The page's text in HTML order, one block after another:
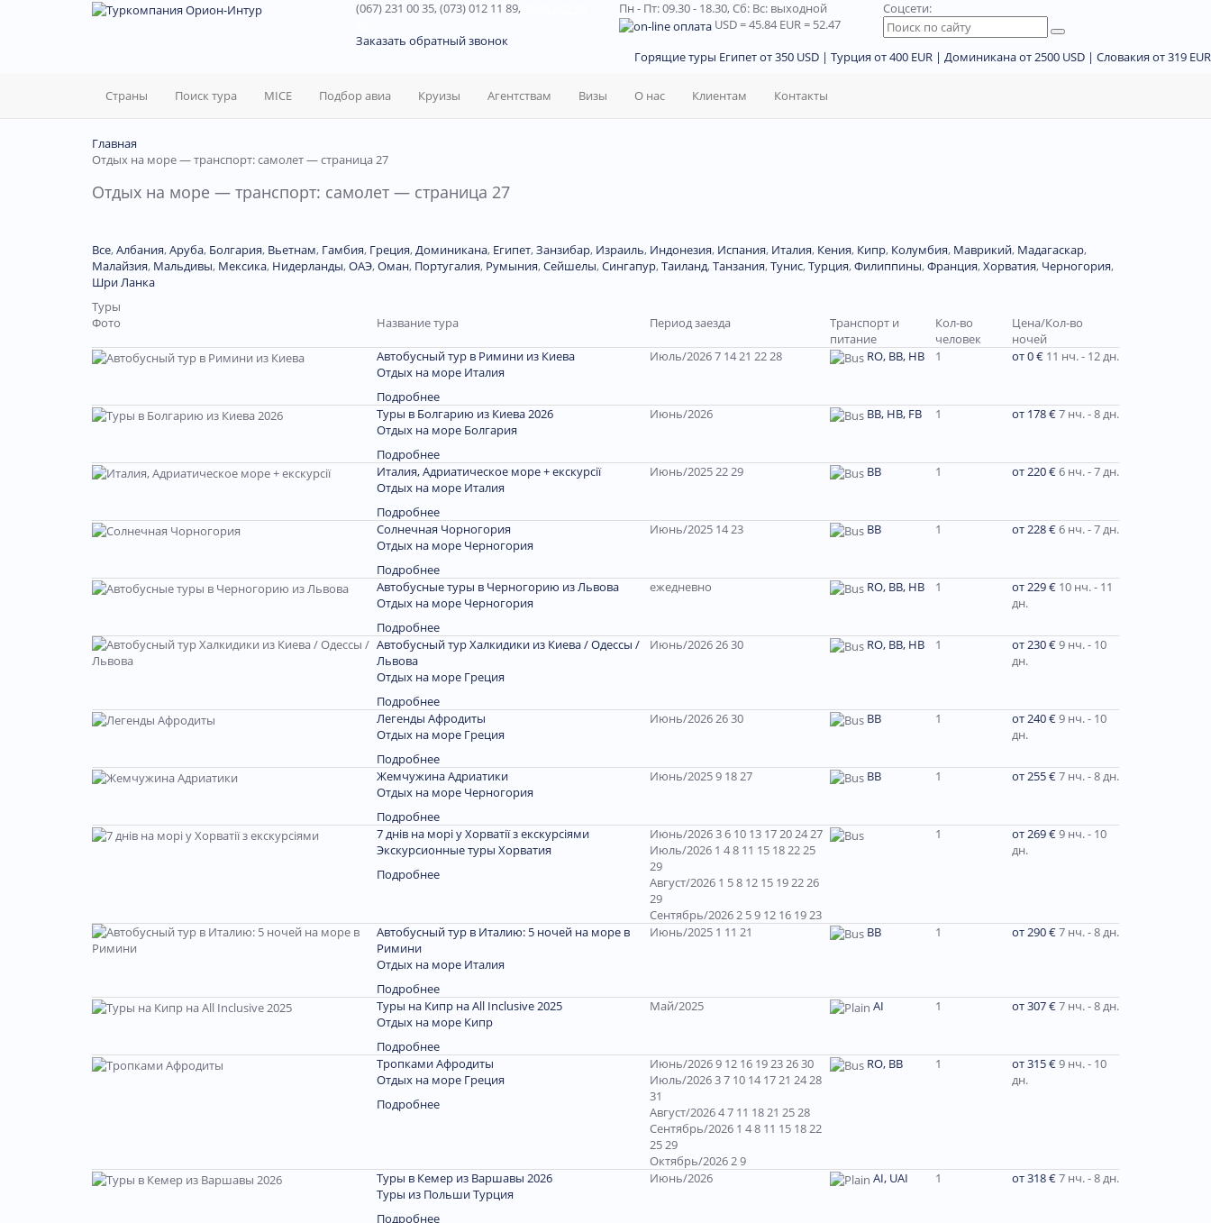
(067) 231 00 35, (073) 012 11 89,
Заказать обратный звонок
Пн - Пт: 09.30 - 18.30,Сб: Вс: выходной
USD= 45.84EUR= 52.47
Соцсети:
Горящие туры Египет от 350 USD | Турция от 400 EUR | Доминикана от 2500 USD | Словакия от 319 EUR
Страны Поиск тура MICE Подбор авиа Круизы Агентствам Визы О нас Клиентам Контакты
Главная
Отдых на море — транспорт: самолет — страница 27
Отдых на море — транспорт: самолет — страница 27
Все,Албания,Аруба, Болгария, Вьетнам, Гамбия, Греция,Доминиканa, Египет,Занзибар, Израиль, Индонезия, Испания, Италия, Кения, Кипр, Колумбия, Маврикий, Мадагаскар,
Малайзия, Мальдивы, Мексика, Нидерланды,ОАЭ,Оман, Португалия, Румыния,Сейшелы,Сингапур,Таиланд,Танзания,Тунис,Турция,Филиппины,Франция,Хорватия, Черногория,
Шри Ланка
Туры
Фото
Название тура Период заезда
Транспорт и
питание
Кол-во
человек
Цена/Кол-во
ночей
Автобусный тур в Римини из Киева
Отдых на море Италия
Подробнее
Июль/2026 7 14 21 22 28 RO, BB, HB 1 от 0 € 11 нч. - 12 дн.
Туры в Болгарию из Киева 2026
Отдых на море Болгария
Подробнее
Июнь/2026 BB, HB, FB 1 от 178 €7 нч. - 8 дн.
Италия, Адриатическое море + екскурсії
Отдых на море Италия
Подробнее
Июнь/2025 22 29 BB 1 от 220 €6 нч. - 7 дн.
Солнечная Чорногория
Отдых на море Черногория
Подробнее
Июнь/2025 14 23 BB 1 от 228 €6 нч. - 7 дн.
Автобусные туры в Черногорию из Львова
Отдых на море Черногория
Подробнее
ежедневно RO, BB, HB 1 от 229 € 10 нч. - 11
дн.
Автобусный тур Халкидики из Киева / Одессы /
Львова
Отдых на море Греция
Подробнее
Июнь/2026 26 30 RO, BB, HB 1 от 230 €9 нч. - 10
дн.
Легенды Афродиты
Отдых на море Греция
Подробнее
Июнь/2026 26 30 ВВ 1 от 240 €9 нч. - 10
дн.
Жемчужина Адриатики
Отдых на море Черногория
Подробнее
Июнь/2025 9 18 27 BB 1 от 255 €7 нч. - 8 дн.
7 днів на морі у Хорватії з екскурсіями
Экскурсионные туры Хорватия
Подробнее
Июнь/2026 3 6 10 13 17 20 24 27
Июль/2026 1 4 8 11 15 18 22 25
29
Август/2026 1 5 8 12 15 19 22 26
29
Сентябрь/2026 2 5 9 12 16 19 23
1 от 269 €9 нч. - 10
дн.
Автобусный тур в Италию: 5 ночей на море в
Римини
Отдых на море Италия
Подробнее
Июнь/2025 1 11 21 ВВ 1 от 290 €7 нч. - 8 дн.
Туры на Кипр на All Inclusive 2025
Отдых на море Кипр
Подробнее
Май/2025 AI 1 от 307 €7 нч. - 8 дн.
Тропками Афродиты
Отдых на море Греция
Подробнее
Июнь/2026 9 12 16 19 23 26 30
Июль/2026 3 7 10 14 17 21 24 28
31
Август/2026 4 7 11 18 21 25 28
Сентябрь/2026 1 4 8 11 15 18 22
25 29
Октябрь/2026 2 9
RO, BB 1 от 315 €9 нч. - 10
дн.
Туры в Кемер из Варшавы 2026
Туры из Польши Турция
Подробнее
Июнь/2026 AI, UAI 1 от 318 €7 нч. - 8 дн.